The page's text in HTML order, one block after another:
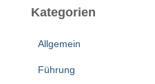
eKategorien
Allgemein
Führung